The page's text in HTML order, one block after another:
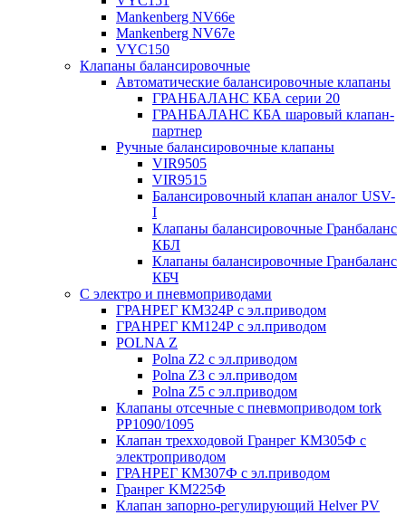
Mankenberg NV66e
Mankenberg NV67e
VYC150
Клапаны балансировочные
Автоматические балансировочные клапаны
ГРАНБАЛАНС КБА серии 20
ГРАНБАЛАНС КБА шаровый клапан-
партнер
Ручные балансировочные клапаны
VIR9505
VIR9515
Балансировочный клапан аналог USV-
I
Клапаны балансировочные Гранбаланс
КБЛ
Клапаны балансировочные Гранбаланс
КБЧ
С электро и пневмоприводами
ГРАНРЕГ КМ324Р с эл.приводом
ГРАНРЕГ КМ124Р с эл.приводом
POLNA Z
Polna Z2 с эл.приводом
Polna Z3 с эл.приводом
Polna Z5 с эл.приводом
Клапаны отсечные с пневмоприводом tork
PP1090/1095
Клапан трехходовой Гранрег КМ305Ф с
электроприводом
ГРАНРЕГ КМ307Ф с эл.приводом
Гранрег KM225Ф
Клапан запорно-регулирующий Helver PV